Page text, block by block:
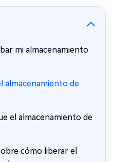
mi almacenamiento
almacenamiento de
el almacenamiento de
cómo liberar el